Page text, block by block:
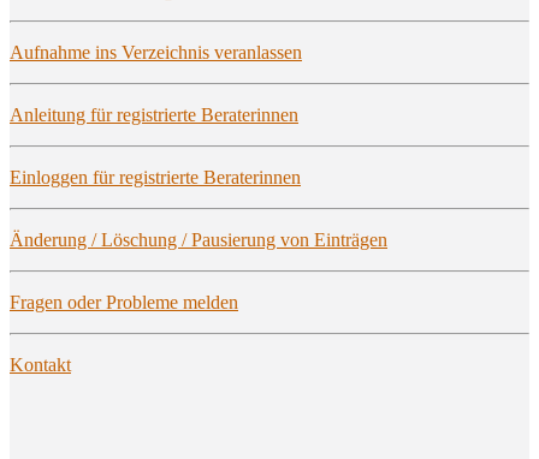
Auf­nah­me ins Ver­zeich­nis veranlassen
Anlei­tung für regis­trier­te Beraterinnen
Ein­log­gen für regis­trier­te Beraterinnen
Ände­rung / Löschung / Pau­sie­rung von Einträgen
Fra­gen oder Pro­ble­me melden
Kon­takt